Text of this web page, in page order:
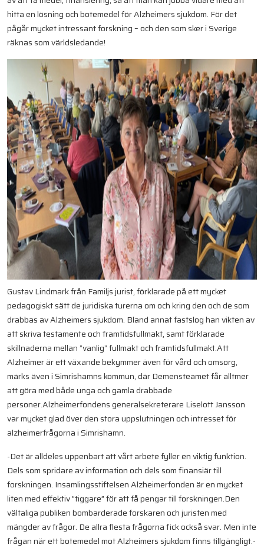
hitta en lösning och botemedel för Alzheimers sjukdom. För det
pågår mycket intressant forskning – och den som sker i Sverige
räknas som världsledande!
Gustav Lindmark från Familjs jurist, förklarade på ett mycket
pedagogiskt sätt de juridiska turerna om och kring den och de som
drabbas av Alzheimers sjukdom. Bland annat fastslog han vikten av
att skriva testamente och framtidsfullmakt, samt förklarade
skillnaderna mellan ”vanlig” fullmakt och framtidsfullmakt.Att
Alzheimer är ett växande bekymmer även för vård och omsorg,
märks även i Simrishamns kommun, där Demensteamet får alltmer
att göra med både unga och gamla drabbade
personer.Alzheimerfondens generalsekreterare Liselott Jansson
var mycket glad över den stora uppslutningen och intresset för
alzheimerfrågorna i Simrishamn.
-Det är alldeles uppenbart att vårt arbete fyller en viktig funktion.
Dels som spridare av information och dels som finansiär till
forskningen. Insamlingsstiftelsen Alzheimerfonden är en mycket
liten med effektiv ”tiggare” för att få pengar till forskningen.Den
vältaliga publiken bombarderade forskaren och juristen med
mängder av frågor. De allra flesta frågorna fick också svar. Men inte
frågan när ett botemedel mot Alzheimers sjukdom finns tillgängligt.-